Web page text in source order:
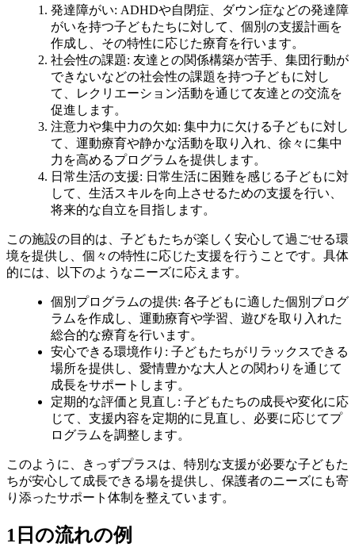
発達障がい: ADHDや自閉症、ダウン症などの発達障
がいを持つ子どもたちに対して、個別の支援計画を
作成し、その特性に応じた療育を行います。
社会性の課題: 友達との関係構築が苦手、集団行動が
できないなどの社会性の課題を持つ子どもに対し
て、レクリエーション活動を通じて友達との交流を
促進します。
注意力や集中力の欠如: 集中力に欠ける子どもに対し
て、運動療育や静かな活動を取り入れ、徐々に集中
力を高めるプログラムを提供します。
日常生活の支援: 日常生活に困難を感じる子どもに対
して、生活スキルを向上させるための支援を行い、
将来的な自立を目指します。
この施設の目的は、子どもたちが楽しく安心して過ごせる環
境を提供し、個々の特性に応じた支援を行うことです。具体
的には、以下のようなニーズに応えます。
個別プログラムの提供: 各子どもに適した個別プログ
ラムを作成し、運動療育や学習、遊びを取り入れた
総合的な療育を行います。
安心できる環境作り : 子どもたちがリラックスできる
場所を提供し、愛情豊かな大人との関わりを通じて
成長をサポートします。
定期的な評価と見直し: 子どもたちの成長や変化に応
じて、支援内容を定期的に見直し、必要に応じてプ
ログラムを調整します。
このように、きっずプラスは、特別な支援が必要な子どもた
ちが安心して成長できる場を提供し、保護者のニーズにも寄
り添ったサポート体制を整えています。
1日の流れの例